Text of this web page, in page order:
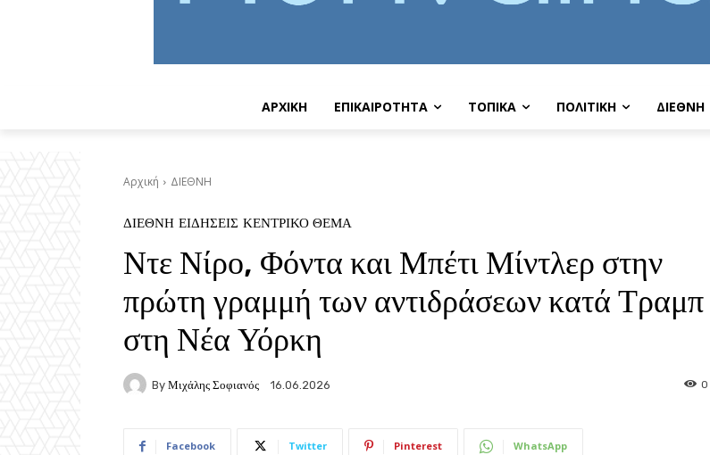
ΑΡΧΙΚΗ ΕΠΙΚΑΙΡΟΤΗΤΑ ΤΟΠΙΚΑ ΠΟΛΙΤΙΚΗ ΔΙΕΘΝΗ
Αρχική ΔΙΕΘΝΗ
ΔΙΕΘΝΗ ΕΙΔΗΣΕΙΣ ΚΕΝΤΡΙΚΟ ΘΕΜΑ
Ντε Νίρο, Φόντα και Μπέτι Μίντλερ στην
πρώτη γραμμή των αντιδράσεων κατά Τραμπ
στη Νέα Υόρκη
By Μιχάλης Σοφιανός 16.06.2026 0
Facebook Twitter Pinterest WhatsApp